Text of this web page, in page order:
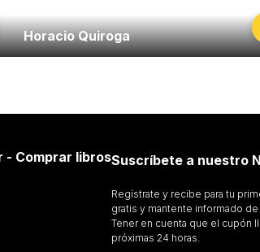
Horacio Quiroga
- Comprar librosSuscríbete a nuestro
Regístrate y recibe para tu
gratis y mantente informado
Tener en cuenta que el cupón
próximas 24 horas.